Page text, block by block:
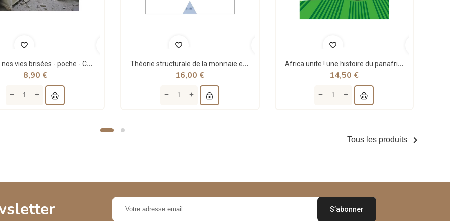
Le fil de nos vies brisées - poche - Cécile Hennion - Points
8,90 €
Théorie structurale de la monnaie et applications - Jean Rémy - Sigest
16,00 €
Africa unite ! une histoire du panafricanisme - poche - Amzat Boukari-yabara - La découverte
14,50 €
Tous les produits 